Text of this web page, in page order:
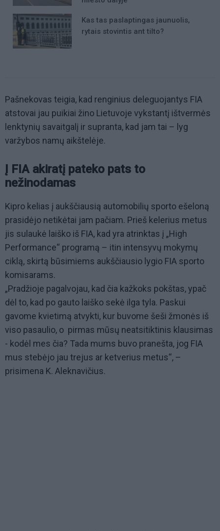
Kas tas paslaptingas jaunuolis,
rytais stovintis ant tilto?
Pašnekovas teigia, kad renginius deleguojantys FIA
atstovai jau puikiai žino Lietuvoje vykstantį ištvermės
lenktynių savaitgalį ir supranta, kad jam tai – lyg
varžybos namų aikštelėje.
Į FIA akiratį pateko pats to
nežinodamas
Kipro kelias į aukščiausią automobilių sporto ešeloną
prasidėjo netikėtai jam pačiam. Prieš kelerius metus
jis sulaukė laiško iš FIA, kad yra atrinktas į „High
Performance“ programą – itin intensyvų mokymų
ciklą, skirtą būsimiems aukščiausio lygio FIA sporto
komisarams.
„Pradžioje pagalvojau, kad čia kažkoks pokštas, ypač
dėl to, kad po gauto laiško sekė ilga tyla. Paskui
gavome kvietimą atvykti, kur buvome šeši žmonės iš
viso pasaulio, o pirmas mūsų neatsitiktinis klausimas
- kodėl mes čia? Tada mums buvo pranešta, jog FIA
mus stebėjo jau trejus ar ketverius metus“, –
prisimena K. Aleknavičius.